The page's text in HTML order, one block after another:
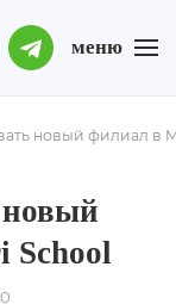
меню
новый филиал в
School